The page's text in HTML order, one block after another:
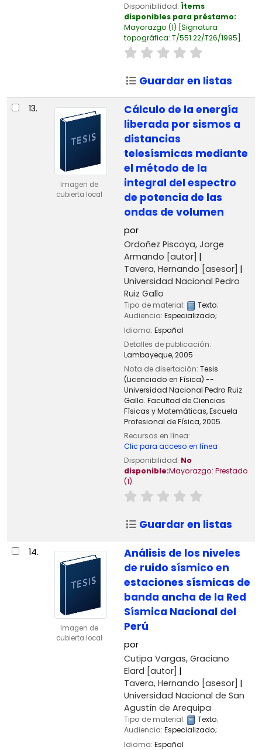
Disponibilidad: Ítems
disponibles para préstamo:
Mayorazgo (1) Signatura
topográfica: T/551.22/T26/1995 .
Guardar en listas
13.
Imagen de
cubierta local
Cálculo de la energía
liberada por sismos a
distancias
telesísmicas mediante
el método de la
integral del espectro
de potencia de las
ondas de volumen
por
Ordoñez Piscoya, Jorge
Armando [autor]
Tavera, Hernando [asesor]
Universidad Nacional Pedro
Ruiz Gallo
Tipo de material: Texto;
Audiencia: Especializado;
Idioma: Español
Detalles de publicación:
Lambayeque,2005
Nota de disertación: Tesis
(Licenciado en Física) --
Universidad Nacional Pedro Ruiz
Gallo. Facultad de Ciencias
Físicas y Matemáticas, Escuela
Profesional de Física, 2005.
Recursos en línea:
Clic para acceso en línea
Disponibilidad: No
disponible:Mayorazgo: Prestado
(1).
Guardar en listas
14.
Imagen de
cubierta local
Análisis de los niveles
de ruido sísmico en
estaciones sísmicas de
banda ancha de la Red
Sísmica Nacional del
Perú
por
Cutipa Vargas, Graciano
Elard [autor]
Tavera, Hernando [asesor]
Universidad Nacional de San
Agustín de Arequipa
Tipo de material: Texto;
Audiencia: Especializado;
Idioma: Español